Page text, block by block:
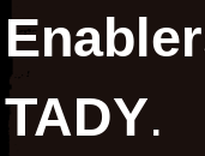
TADY.